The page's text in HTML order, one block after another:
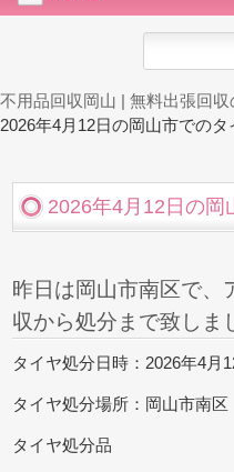
不用品回収岡山 | 無料出張回収
2026年4月12日の岡山市でのタ
2026年4月12日の岡
昨日は岡山市南区で、
収から処分まで致しま
タイヤ処分日時：2026年4月
タイヤ処分場所：岡山市南区
タイヤ処分品